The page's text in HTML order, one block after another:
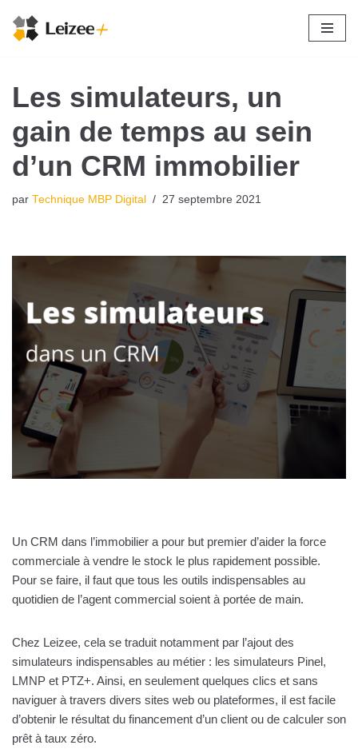
Aller
Les simulateurs, un
gain de temps au sein
d’un CRM immobilier
par Technique MBP Digital 27 septembre 2021
Un CRM dans l’immobilier a pour but premier d’aider la force
commerciale à vendre le stock le plus rapidement possible.
Pour se faire, il faut que tous les outils indispensables au
quotidien de l’agent commercial soient à portée de main.
Chez Leizee, cela se traduit notamment par l’ajout des
simulateurs indispensables au métier : les simulateurs Pinel,
LMNP et PTZ+. Ainsi, en seulement quelques clics et sans
naviguer à travers divers sites web ou plateformes, il est facile
d’obtenir le résultat du financement d’un client ou de calculer son
prêt à taux zéro.